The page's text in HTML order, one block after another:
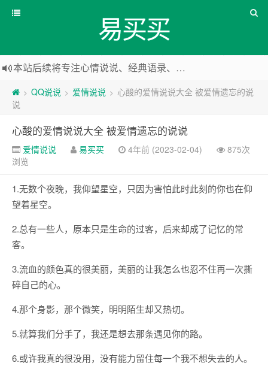
易买买
本站后续将专注心情说说、经典语录、心情随笔等
本站改版，下架友情链接
> QQ说说 > 爱情说说 > 心酸的爱情说说大全 被爱情遗忘的说
说
心酸的爱情说说大全 被爱情遗忘的说说
爱情说说 易买买 4年前 (2023-02-04)
875次
浏览
1.无数个夜晚，我仰望星空，只因为害怕此时此刻的你也在仰
望着星空。
2.总有一些人，原本只是生命的过客，后来却成了记忆的常
客。
3.流血的颜色真的很美丽，美丽的让我怎么也忍不住再一次撕
碎自己的心。
4.那个身影，那个微笑，明明陌生却又热切。
5.就算我们分手了，我还是想去那条遇见你的路。
6.或许我真的很没用，没有能力留住每一个我不想失去的人。